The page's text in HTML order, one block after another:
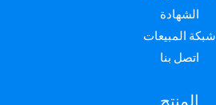
الشهادة
شبكة المبيعات
اتصل بنا
المنتج